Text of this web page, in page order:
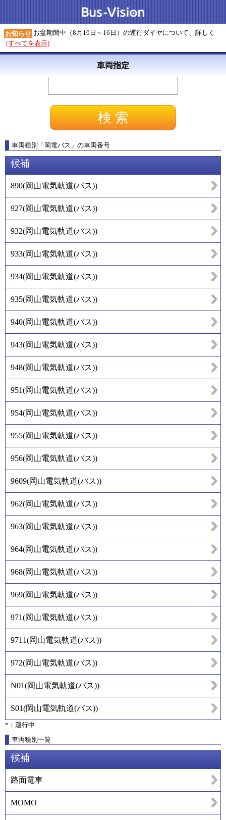
お知らせ お盆期間中（8月10日～16日）の運行ダイヤについて、詳しく
[すべてを表示]
車両指定
車両種別 「岡電バス 」 の車両番号
候補
890(岡山電気軌道(バス))
927(岡山電気軌道(バス))
932(岡山電気軌道(バス))
933(岡山電気軌道(バス))
934(岡山電気軌道(バス))
935(岡山電気軌道(バス))
940(岡山電気軌道(バス))
943(岡山電気軌道(バス))
948(岡山電気軌道(バス))
951(岡山電気軌道(バス))
954(岡山電気軌道(バス))
955(岡山電気軌道(バス))
956(岡山電気軌道(バス))
9609(岡山電気軌道(バス))
962(岡山電気軌道(バス))
963(岡山電気軌道(バス))
964(岡山電気軌道(バス))
968(岡山電気軌道(バス))
969(岡山電気軌道(バス))
971(岡山電気軌道(バス))
9711(岡山電気軌道(バス))
972(岡山電気軌道(バス))
N01(岡山電気軌道(バス))
S01(岡山電気軌道(バス))
*：運行中
車両種別一覧
候補
路面電車
MOMO